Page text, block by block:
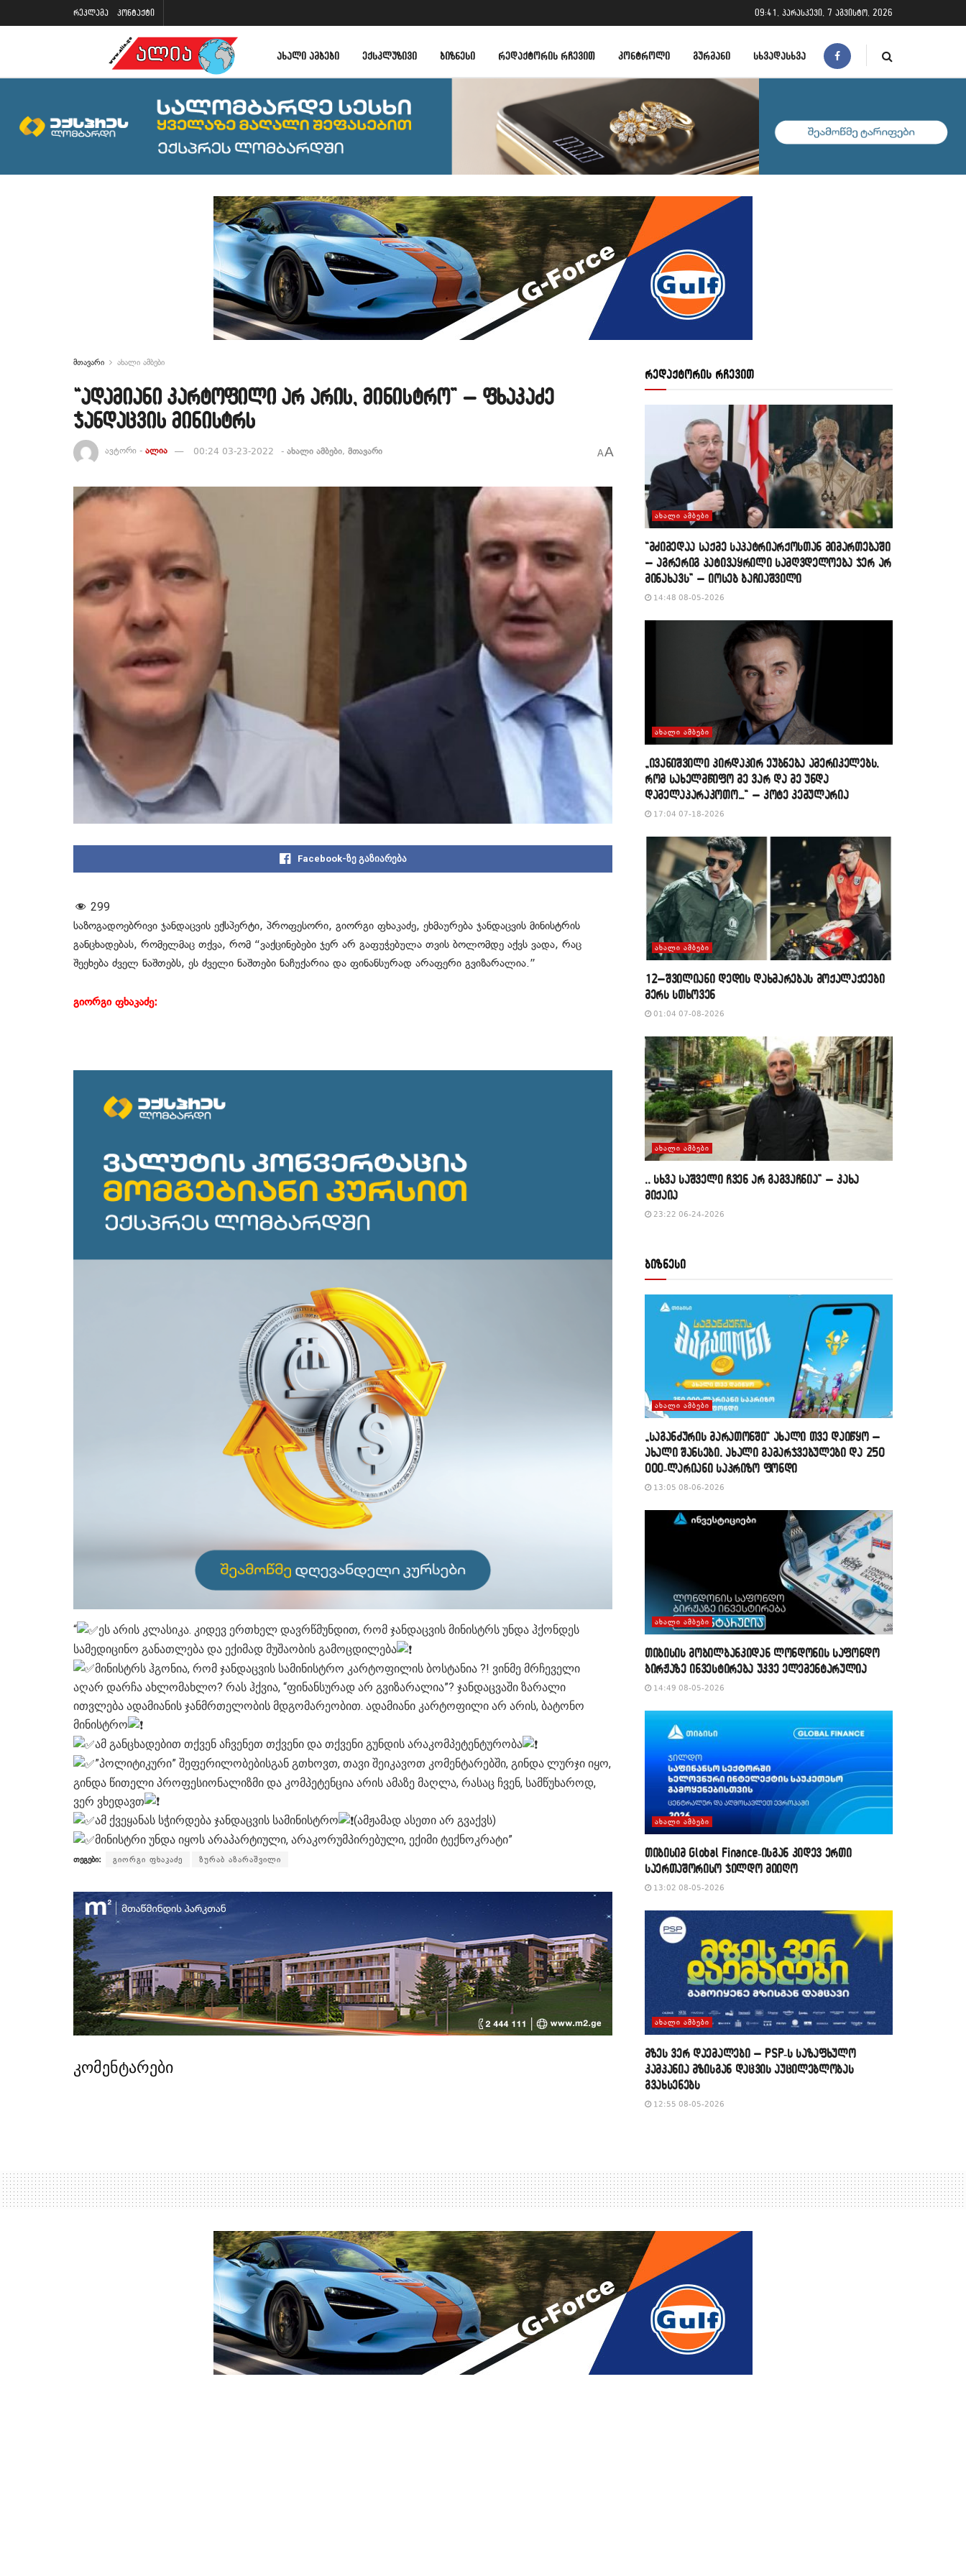
რეკლამა კონტაქტი 09:41, პარასკევი, 7 აგვისტო, 2026
ᲐᲮᲐᲚᲘ ᲐᲛᲑᲔᲑᲘ ᲔᲥᲡᲙᲚᲣᲖᲘᲕᲘ ᲑᲘᲖᲜᲔᲡᲘ ᲠᲔᲓᲐᲥᲢᲝᲠᲘᲡ ᲠᲩᲔᲕᲘᲗ ᲙᲝᲜᲢᲠᲝᲚᲘ ᲒᲣᲠᲛᲐᲜᲘ ᲡᲮᲕᲐᲓᲐᲡᲮᲕᲐ
მთავარი ახალი ამბები
“ადამიანი კარტოფილი არ არის, მინისტრო” – ფხაკაძე
ჯანდაცვის მინისტრს
ავტორი - ალია 00:24 03-23-2022 - ახალი ამბები, მთავარი AA
Facebook-ზე გაზიარება
299
საზოგადოებრივი ჯანდაცვის ექსპერტი, პროფესორი, გიორგი ფხაკაძე, ეხმაურება ჯანდაცვის მინისტრის
განცხადებას, რომელმაც თქვა, რომ “ვაქცინებები ჯერ არ გაფუჭებულა თვის ბოლომდე აქვს ვადა, რაც
შეეხება ძველ ნაშთებს, ეს ძველი ნაშთები ნაჩუქარია და ფინანსურად არაფერი გვიზარალია.”
გიორგი ფხაკაძე:
“
ეს არის კლასიკა. კიდევ ერთხელ დავრწმუნდით, რომ ჯანდაცვის მინისტრს უნდა ჰქონდეს
სამედიცინო განათლება და ექიმად მუშაობის გამოცდილება
მინისტრს ჰგონია, რომ ჯანდაცვის სამინისტრო კარტოფილის ბოსტანია ?! ვინმე მრჩეველი
აღარ დარჩა ახლომახლო? რას ჰქვია, “ფინანსურად არ გვიზარალია”? ჯანდაცვაში ზარალი
ითვლება ადამიანის ჯანმრთელობის მდგომარეობით. ადამიანი კარტოფილი არ არის, ბატონო
მინისტრო
ამ განცხადებით თქვენ აჩვენეთ თქვენი და თქვენი გუნდის არაკომპეტენტურობა
”პოლიტიკური” შეფერილობებისგან გთხოვთ, თავი შეიკავოთ კომენტარებში, გინდა ლურჯი იყო,
გინდა წითელი პროფესიონალიზმი და კომპეტენცია არის ამაზე მაღლა, რასაც ჩვენ, სამწუხაროდ,
ვერ ვხედავთ
ამ ქვეყანას სჭირდება ჯანდაცვის სამინისტრო
(ამჟამად ასეთი არ გვაქვს)
მინისტრი უნდა იყოს არაპარტიული, არაკორუმპირებული, ექიმი ტექნოკრატი”
თეგები: გიორგი ფხაკაძე ზურაბ აზარაშვილი
კომენტარები
რედაქტორის რჩევით
ᲐᲮᲐᲚᲘ ᲐᲛᲑᲔᲑᲘ
“მძიმედაა საქმე საპატრიარქოსთან მიმართებაში
– აგრერიგ პატივაყრილი სამღვდელოება ჯერ არ
მინახავს” – იოსებ ბაჩიაშვილი
14:48 08-05-2026
ᲐᲮᲐᲚᲘ ᲐᲛᲑᲔᲑᲘ
„ივანიშვილი პირდაპირ ეუბნება ამერიკელებს,
რომ სახელმწიფო მე ვარ და მე უნდა
დამელაპარაკოთო…“ – კოტე კემულარია
17:04 07-18-2026
ᲐᲮᲐᲚᲘ ᲐᲛᲑᲔᲑᲘ
12–შვილიანი დედის დახმარებას მოქალაქეები
მერს სთხოვენ
01:04 07-08-2026
ᲐᲮᲐᲚᲘ ᲐᲛᲑᲔᲑᲘ
,, სხვა საშველი ჩვენ არ გაგვაჩნია” – კახა
მიქაია
23:22 06-24-2026
ბიზნესი
ᲐᲮᲐᲚᲘ ᲐᲛᲑᲔᲑᲘ
„საგანძურის მარათონში“ ახალი თვე დაიწყო –
ახალი შანსები, ახალი გამარჯვებულები და 250
000-ლარიანი საპრიზო ფონდი
13:05 08-06-2026
ᲐᲮᲐᲚᲘ ᲐᲛᲑᲔᲑᲘ
თიბისის მობილბანკიდან ლონდონის საფონდო
ბირჟაზე ინვესტირება უკვე ელემენტარულია
14:49 08-05-2026
ᲐᲮᲐᲚᲘ ᲐᲛᲑᲔᲑᲘ
თიბისიმ Global Finance-ისგან კიდევ ერთი
საერთაშორისო ჯილდო მიიღო
13:02 08-05-2026
ᲐᲮᲐᲚᲘ ᲐᲛᲑᲔᲑᲘ
მზეს ვერ დაემალები – PSP-ს საზაფხულო
კამპანია მზისგან დაცვის აუცილებლობას
გვახსენებს
12:55 08-05-2026